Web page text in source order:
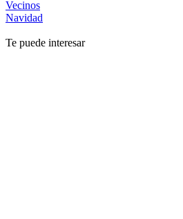
Vecinos
Navidad
Te puede interesar